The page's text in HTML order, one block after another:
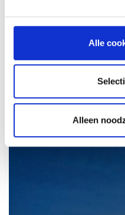
Alle
Alleen
programma-duur en culinaire
📞Bel 033 – 303 6536